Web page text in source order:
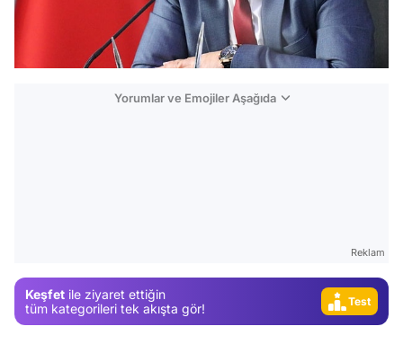
Yorumlar ve Emojiler Aşağıda
Reklam
Keşfet ile ziyaret ettiğin
tüm kategorileri tek akışta gör!
Test